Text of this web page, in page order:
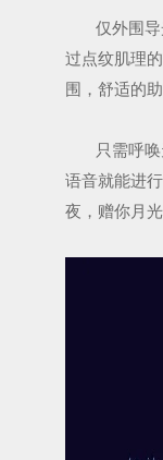
仅外围导
过点纹肌理
围，舒适的
只需呼唤
语音就能进
夜，赠你月